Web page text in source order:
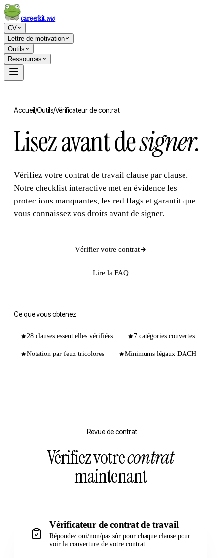
careerkit.me
CV
Lettre de motivation
Outils
Ressources
Accueil/Outils/Vérificateur de contrat
Lisez avant designer.
Vérifiez votre contrat de travail clause par clause.
Notre checklist interactive met en évidence les
protections manquantes, les red flags et garantit que
vous connaissez vos droits avant de signer.
Vérifier votre contrat
Lire la FAQ
Ce que vous obtenez
28 clauses essentielles vérifiées 7 catégories couvertes
Notation par feux tricolores Minimums légaux DACH
Revue de contrat
Vérifiez votrecontrat
maintenant
Vérificateur de contrat de travail
Répondez oui/non/pas sûr pour chaque clause pour
voir la couverture de votre contrat